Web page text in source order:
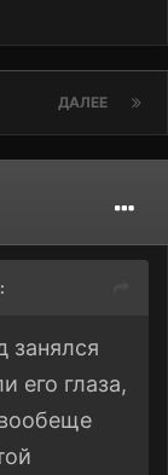
ДАЛЕЕ
занялся
его глаза,